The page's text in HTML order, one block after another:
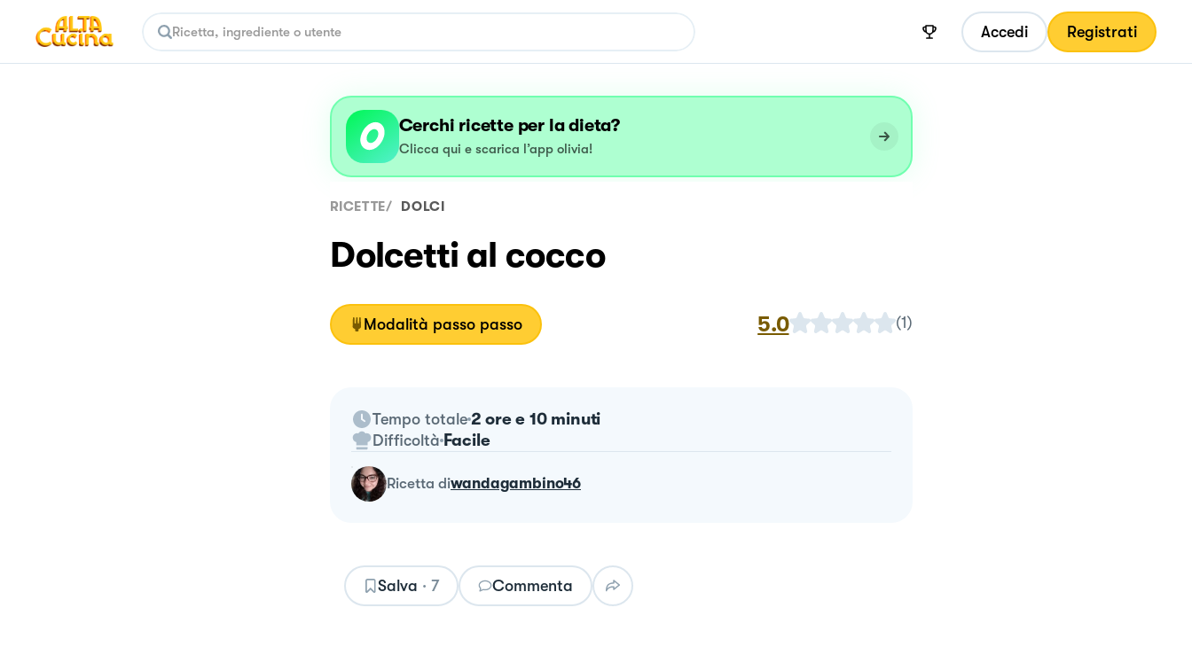
Accedi Registrati
Cerchi ricette per la dieta?
Clicca qui e scarica l’app olivia!
RICETTE/ DOLCI
Dolcetti al cocco
Modalità passo passo 5.0 (1)
Tempo totale 2 ore e 10 minuti
Difficoltà Facile
ricetta diwandagambino46
Salva · 7 Commenta